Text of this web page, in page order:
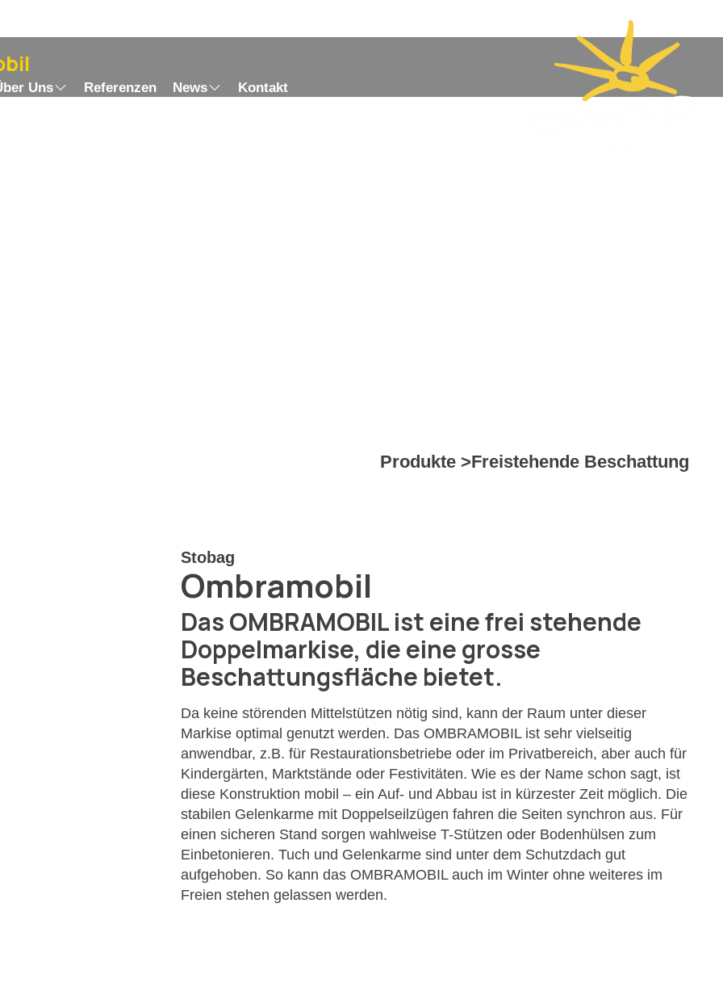
Uns Referenzen News Kontakt
Produkte >Freistehende Beschattung
Stobag
Ombramobil
Das OMBRAMOBIL ist eine frei stehende
Doppelmarkise, die eine grosse
Beschattungsfläche bietet.
Da keine störenden Mittelstützen nötig sind, kann der Raum unter dieser
Markise optimal genutzt werden. Das OMBRAMOBIL ist sehr vielseitig
anwendbar, z.B. für Restaurationsbetriebe oder im Privatbereich, aber auch für
Kindergärten, Marktstände oder Festivitäten. Wie es der Name schon sagt, ist
diese Konstruktion mobil – ein Auf- und Abbau ist in kürzester Zeit möglich. Die
stabilen Gelenkarme mit Doppelseilzügen fahren die Seiten synchron aus. Für
einen sicheren Stand sorgen wahlweise T-Stützen oder Bodenhülsen zum
Einbetonieren. Tuch und Gelenkarme sind unter dem Schutzdach gut
aufgehoben. So kann das OMBRAMOBIL auch im Winter ohne weiteres im
Freien stehen gelassen werden.